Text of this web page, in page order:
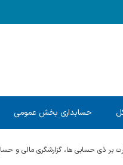
حسابداری بخش عمومی
بر ذی حسابی ها، گزارشگری مالی و